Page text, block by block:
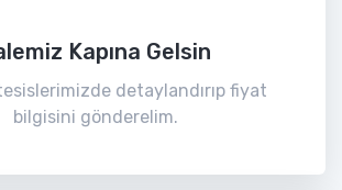
Kapına Gelsin
detaylandırıp fiyat
bilgisini gönderelim.